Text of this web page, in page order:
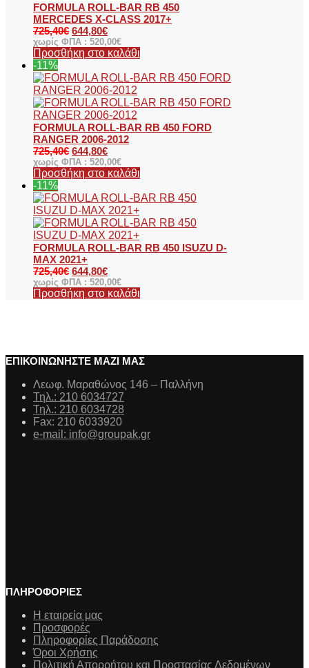
FORMULA ROLL-BAR RB 450
MERCEDES X-CLASS 2017+
725,40€ 644,80€
χωρίς ΦΠΑ : 520,00€
Προσθήκη στο καλάθι
-11%
FORMULA ROLL-BAR RB 450 FORD
RANGER 2006-2012
725,40€ 644,80€
χωρίς ΦΠΑ : 520,00€
Προσθήκη στο καλάθι
-11%
FORMULA ROLL-BAR RB 450 ISUZU D-
MAX 2021+
725,40€ 644,80€
χωρίς ΦΠΑ : 520,00€
Προσθήκη στο καλάθι
ΕΠΙΚΟΙΝΩΝΗΣΤΕ ΜΑΖΙ ΜΑΣ
Λεωφ. Μαραθώνος 146 – Παλλήνη
Τηλ.: 210 6034727
Τηλ.: 210 6034728
Fax: 210 6033920
e-mail: info@groupak.gr
ΠΛΗΡΟΦΟΡΙΕΣ
Η εταιρεία μας
Προσφορές
Πληροφορίες Παράδοσης
Όροι Χρήσης
Πολιτική Απορρήτου και Προστασίας Δεδομένων